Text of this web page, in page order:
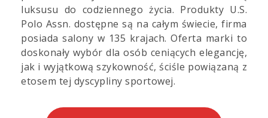
luksusu do codziennego życia. Produkty U.S.
Polo Assn. dostępne są na całym świecie, firma
posiada salony w 135 krajach. Oferta marki to
doskonały wybór dla osób ceniących elegancję,
jak i wyjątkową szykowność, ściśle powiązaną z
etosem tej dyscypliny sportowej.